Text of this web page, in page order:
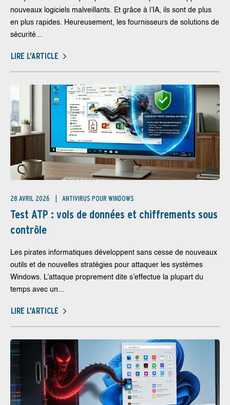
nouveaux logiciels malveillants. Et grâce à l’IA, ils sont de plus
en plus rapides. Heureusement, les fournisseurs de solutions de
sécurité...
LIRE L'ARTICLE
28 AVRIL 2026 ANTIVIRUS POUR WINDOWS
Test ATP : vols de données et chiffrements sous
contrôle
Les pirates informatiques développent sans cesse de nouveaux
outils et de nouvelles stratégies pour attaquer les systèmes
Windows. L’attaque proprement dite s’effectue la plupart du
temps avec un...
LIRE L'ARTICLE